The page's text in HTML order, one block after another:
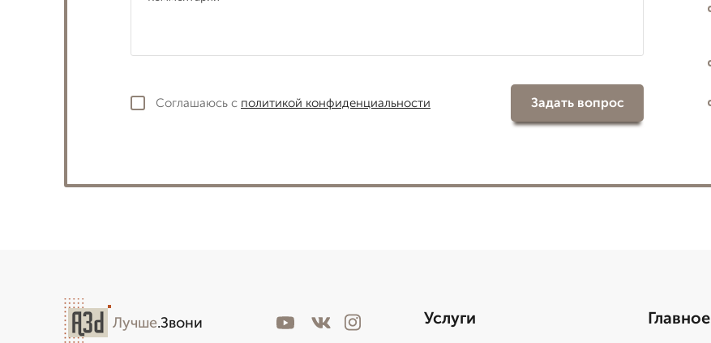
Соглашаюсь с политикой конфиденциальности Задать вопрос
Лучше.Звони Услуги Главное